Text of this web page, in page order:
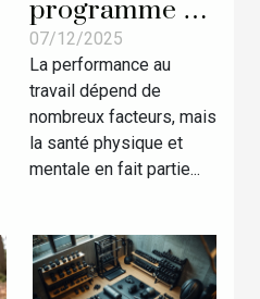
programme de
course
personnalisé
améliore-t-il la
productivité en
entreprise ?
07/12/2025
La performance au
travail dépend de
nombreux facteurs, mais
la santé physique et
mentale en fait partie...